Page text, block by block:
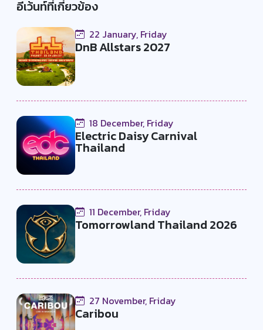
อีเว้นท์ที่เกี่ยวข้อง
22 January, Friday
DnB Allstars 2027
18 December, Friday
Electric Daisy Carnival
Thailand
11 December, Friday
Tomorrowland Thailand 2026
27 November, Friday
Caribou